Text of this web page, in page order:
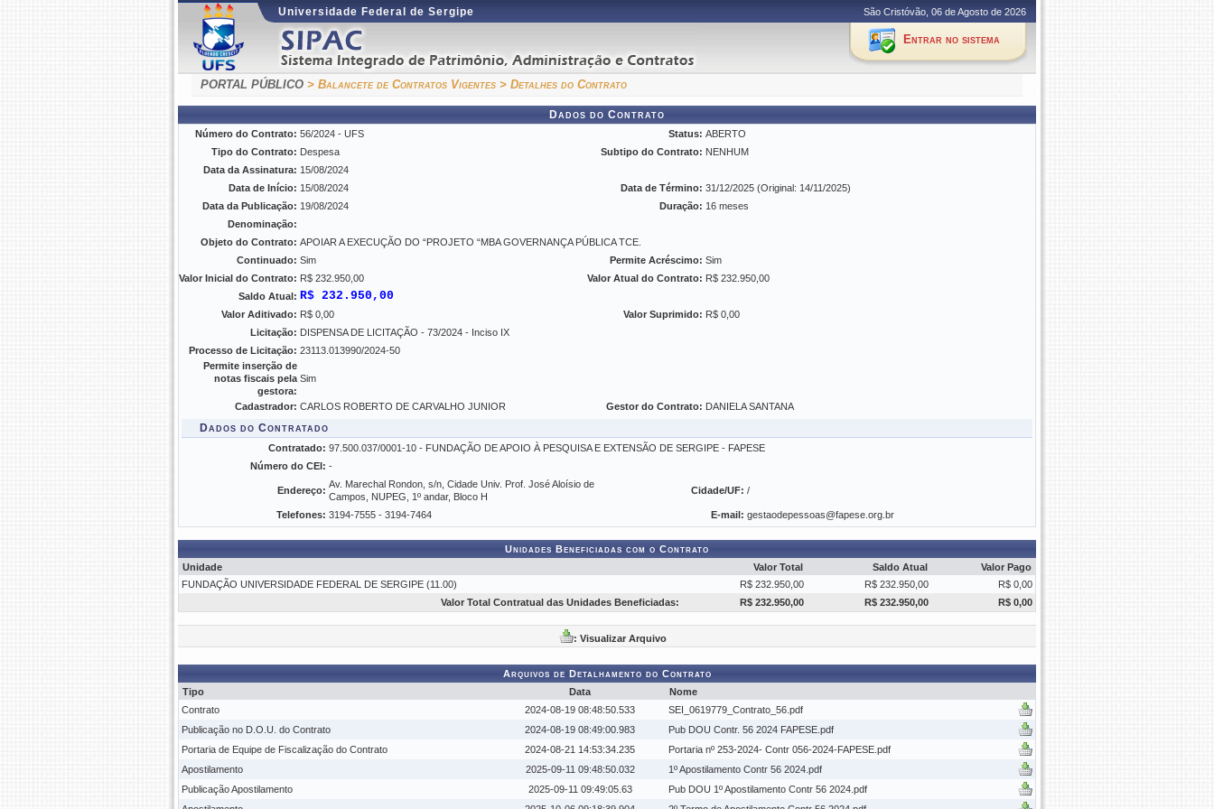
Universidade Federal de Sergipe São Cristóvão, 06 de Agosto de 2026
Entrar no sistema
PORTAL PÚBLICO > Balancete de Contratos Vigentes > Detalhes do Contrato
Dados do Contrato
Número do Contrato: 56/2024 - UFS Status: ABERTO
Tipo do Contrato: Despesa Subtipo do Contrato: NENHUM
Data da Assinatura: 15/08/2024
Data de Início: 15/08/2024 Data de Término: 31/12/2025 (Original: 14/11/2025)
Data da Publicação: 19/08/2024 Duração: 16 meses
Denominação:
Objeto do Contrato: APOIAR A EXECUÇÃO DO “PROJETO “MBA GOVERNANÇA PÚBLICA TCE.
Continuado: Sim Permite Acréscimo: Sim
Valor Inicial do Contrato: R$ 232.950,00 Valor Atual do Contrato: R$ 232.950,00
Saldo Atual: R$ 232.950,00
Valor Aditivado: R$ 0,00 Valor Suprimido: R$ 0,00
Licitação: DISPENSA DE LICITAÇÃO - 73/2024 - Inciso IX
Processo de Licitação: 23113.013990/2024-50
Permite inserção de
notas fiscais pela
gestora:
Sim
Cadastrador: CARLOS ROBERTO DE CARVALHO JUNIOR Gestor do Contrato: DANIELA SANTANA
Dados do Contratado
Contratado: 97.500.037/0001-10 - FUNDAÇÃO DE APOIO À PESQUISA E EXTENSÃO DE SERGIPE - FAPESE
Número do CEI: -
Endereço:
Av. Marechal Rondon, s/n, Cidade Univ. Prof. José Aloísio de
Campos, NUPEG, 1º andar, Bloco H
Cidade/UF: /
Telefones: 3194-7555 - 3194-7464 E-mail: gestaodepessoas@fapese.org.br
Unidades Beneficiadas com o Contrato
Unidade
Valor Total Saldo Atual
Valor Pago
FUNDAÇÃO UNIVERSIDADE FEDERAL DE SERGIPE (11.00)
R$ 232.950,00 R$ 232.950,00
R$ 0,00
Valor Total Contratual das Unidades Beneficiadas:
R$ 232.950,00 R$ 232.950,00 R$ 0,00
: Visualizar Arquivo
Arquivos de Detalhamento do Contrato
Tipo
Data
Nome
Contrato
2024-08-19 08:48:50.533
SEI_0619779_Contrato_56.pdf
Publicação no D.O.U. do Contrato
2024-08-19 08:49:00.983
Pub DOU Contr. 56 2024 FAPESE.pdf
Portaria de Equipe de Fiscalização do Contrato
2024-08-21 14:53:34.235
Portaria nº 253-2024- Contr 056-2024-FAPESE.pdf
Apostilamento
2025-09-11 09:48:50.032
1º Apostilamento Contr 56 2024.pdf
Publicação Apostilamento
2025-09-11 09:49:05.63
Pub DOU 1º Apostilamento Contr 56 2024.pdf